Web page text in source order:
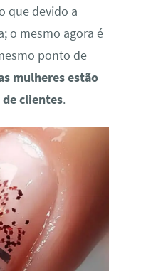
que devido a
o mesmo agora é
ponto de
mulheres estão
clientes.